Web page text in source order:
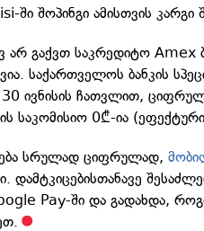
ში შოპინგი ამისთვის კარგი
არ გაქვთ საკრედიტო Amex
საქართველოს ბანკის
ივნისის ჩათვლით,
საკომისიო 0₾-ია
სრულად ციფრულად,
დამტკიცებისთანავე
Pay-ში და გადახდა,